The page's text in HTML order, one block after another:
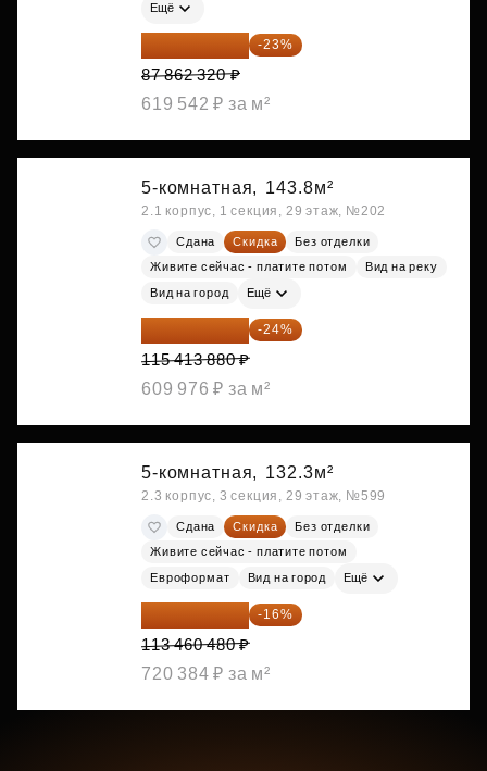
Ещё
67 653 986 ₽ -23%
87 862 320 ₽
619 542 ₽ за м²
5-комнатная, 143.8м²
2.1 корпус, 1 секция, 29 этаж, №202
Сдана Скидка
Без отделки
Живите сейчас - платите потом
Вид на реку
Вид на город Ещё
87 714 549 ₽ -24%
115 413 880 ₽
609 976 ₽ за м²
5-комнатная, 132.3м²
2.3 корпус, 3 секция, 29 этаж, №599
Сдана Скидка
Без отделки
Живите сейчас - платите потом
Евроформат Вид на город Ещё
95 306 803 ₽ -16%
113 460 480 ₽
720 384 ₽ за м²